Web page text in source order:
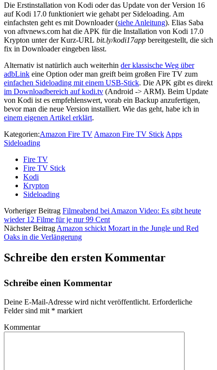
Die Erstinstallation von Kodi oder das Update von der Version 16
auf Kodi 17.0 funktioniert wie gehabt per Sideloading. Am
einfachsten geht es mit Downloader (siehe Anleitung). Elias Saba
von aftvnews.com hat die APK für die Installation von Kodi 17.0
Krypton unter der Kurz-URL bit.ly/kodi17app bereitgestellt, die sich
fix in Downloader eingeben lässt.
Alternativ ist natürlich auch weiterhin der klassische Weg über
adbLink eine Option oder man greift beim großen Fire TV zum
einfachen Sideloading mit einem USB-Stick. Die APK gibt es direkt
im Downloadbereich auf kodi.tv (Android -> ARM). Beim Update
von Kodi ist es empfehlenswert, vorab ein Backup anzufertigen,
bevor man die neue Version installiert. Wie das geht, habe ich in
einem eigenen Artikel erklärt.
Kategorien:Amazon Fire TV Amazon Fire TV Stick Apps
Sideloading
Fire TV
Fire TV Stick
Kodi
Krypton
Sideloading
Vorheriger Beitrag Filmeabend bei Amazon Video: Es gibt heute
wieder 12 Filme für je nur 99 Cent
Nächster Beitrag Amazon schickt Mozart in the Jungle und Red
Oaks in die Verlängerung
Schreibe den ersten Kommentar
Schreibe einen Kommentar
Deine E-Mail-Adresse wird nicht veröffentlicht. Erforderliche
Felder sind mit * markiert
Kommentar